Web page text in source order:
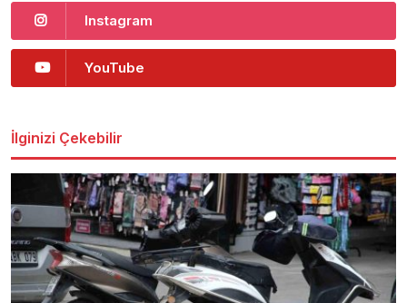
Instagram
YouTube
İlginizi Çekebilir